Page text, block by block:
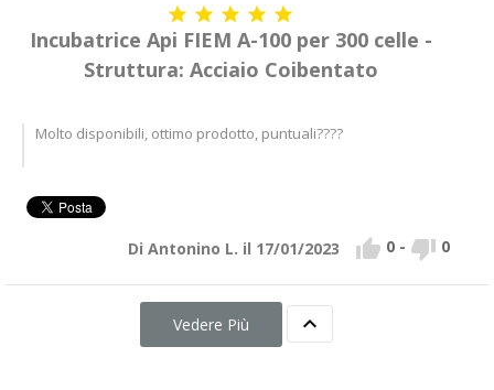
    
Incubatrice Api FIEM A-100 per 300 celle -
Struttura: Acciaio Coibentato
Molto disponibili, ottimo prodotto, puntuali????
Di Antonino L. il 17/01/2023  0 -  0
Vedere Più 